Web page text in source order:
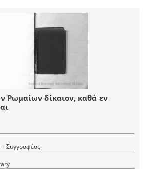
Ρωμαίων δίκαιον, καθά εν
Συγγραφέας